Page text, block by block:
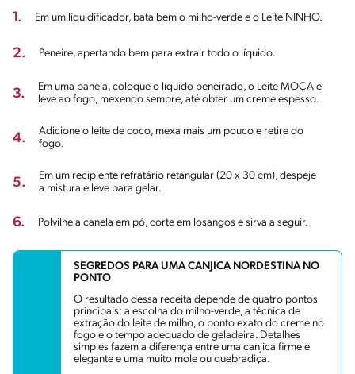
1. Em um liquidificador, bata bem o milho-verde e o Leite NINHO.
2. Peneire, apertando bem para extrair todo o líquido.
3.
Em uma panela, coloque o líquido peneirado, o Leite MOÇA e
leve ao fogo, mexendo sempre, até obter um creme espesso.
4.
Adicione o leite de coco, mexa mais um pouco e retire do
fogo.
5.
Em um recipiente refratário retangular (20 x 30 cm), despeje
a mistura e leve para gelar.
6. Polvilhe a canela em pó, corte em losangos e sirva a seguir.
SEGREDOS PARA UMA CANJICA NORDESTINA NO
PONTO
O resultado dessa receita depende de quatro pontos
principais: a escolha do milho-verde, a técnica de
extração do leite de milho, o ponto exato do creme no
fogo e o tempo adequado de geladeira. Detalhes
simples fazem a diferença entre uma canjica firme e
elegante e uma muito mole ou quebradiça.